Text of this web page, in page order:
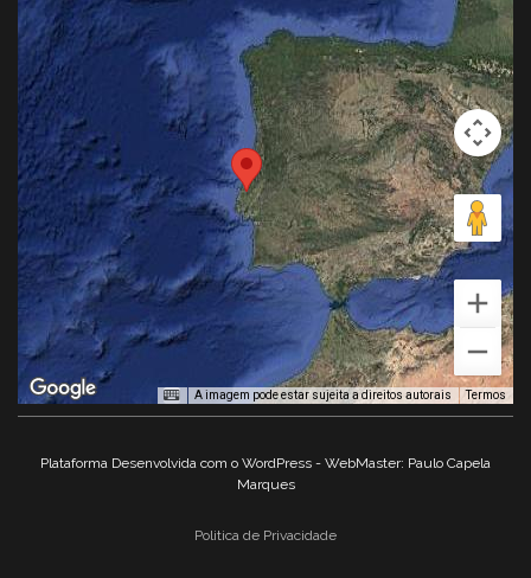
A imagem pode estar sujeita a direitos autorais Termos
Plataforma Desenvolvida com o WordPress - WebMaster: Paulo Capela
Marques
Politica de Privacidade